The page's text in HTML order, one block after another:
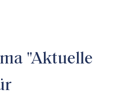
"Aktuelle